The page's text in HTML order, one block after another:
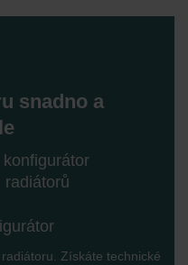
snadno a
radiátorů
Získáte technické